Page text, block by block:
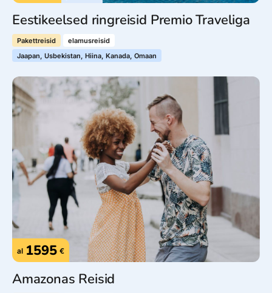
Eestikeelsed ringreisid Premio Traveliga
Pakettreisid
elamusreisid
Jaapan, Usbekistan, Hiina, Kanada, Omaan
al 1595 €
Amazonas Reisid